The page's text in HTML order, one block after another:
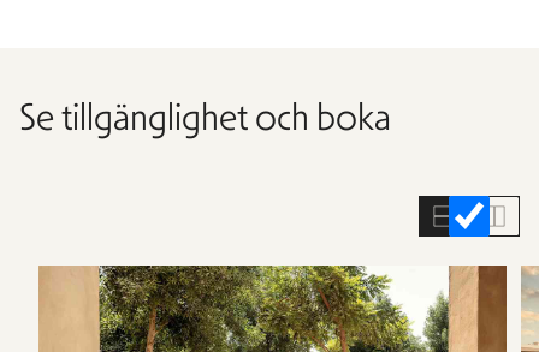
Se tillgänglighet och boka